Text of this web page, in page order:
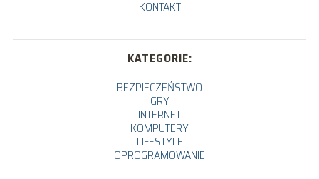
KONTAKT
KATEGORIE:
BEZPIECZEŃSTWO
GRY
INTERNET
KOMPUTERY
LIFESTYLE
OPROGRAMOWANIE